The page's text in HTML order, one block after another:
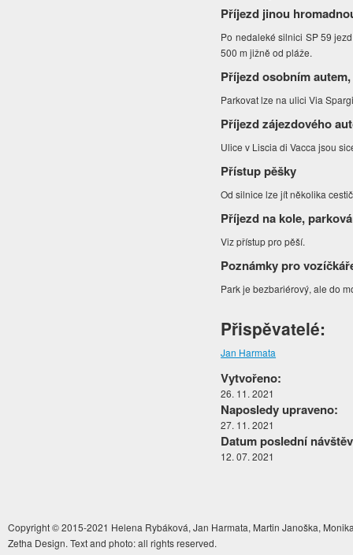
Příjezd jinou
Po nedaleké silnici SP 59
500 m jižně od pláže.
Příjezd osobním
Parkovat lze na ulici Via
Příjezd zájezdového
Ulice v Liscia di Vacca jsou
Přístup pěšky
Od silnice lze jít několika
Příjezd na kole,
Viz přístup pro pěší.
Poznámky pro
Park je bezbariérový, ale do
Přispěvatelé:
Jan Harmata
Vytvořeno:
26. 11. 2021
Naposledy upraveno:
27. 11. 2021
Datum poslední
12. 07. 2021
Copyright © 2015-2021 Helena Rybáková, Jan Harmata, Martin Janoška,
Zetha Design. Text and photo: all rights reserved.